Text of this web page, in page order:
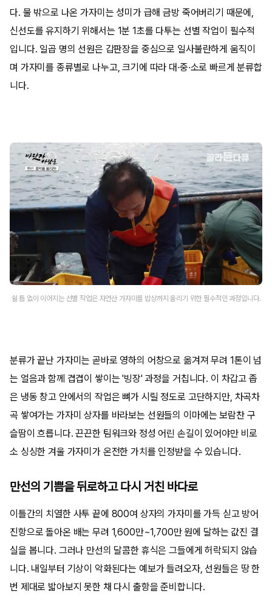
다. 물 밖으로 나온 가자미는 성미가 급해 금방 죽어버리기 때문에,
신선도를 유지하기 위해서는 1분 1초를 다투는 선별 작업이 필수적
입니다. 일곱 명의 선원은 갑판장을 중심으로 일사불란하게 움직이
며 가자미를 종류별로 나누고, 크기에 따라 대·중·소로 빠르게 분류합
니다.
쉴 틈 없이 이어지는 선별 작업은 자연산 가자미를 밥상까지 올리기 위한 필수적인 과정입니다.
분류가 끝난 가자미는 곧바로 영하의 어창으로 옮겨져 무려 1톤이 넘
는 얼음과 함께 겹겹이 쌓이는 '빙장' 과정을 거칩니다. 이 차갑고 좁
은 냉동 창고 안에서의 작업은 뼈가 시릴 정도로 고단하지만, 차곡차
곡 쌓여가는 가자미 상자를 바라보는 선원들의 이마에는 보람찬 구
슬땀이 흐릅니다. 끈끈한 팀워크와 정성 어린 손길이 있어야만 비로
소 싱싱한 겨울 가자미가 온전한 가치를 인정받을 수 있습니다.
만선의 기쁨을 뒤로하고 다시 거친 바다로
이틀간의 치열한 사투 끝에 800여 상자의 가자미를 가득 싣고 방어
진항으로 돌아온 배는 무려 1,600만~1,700만 원에 달하는 값진 결
실을 봅니다. 그러나 만선의 달콤한 휴식은 그들에게 허락되지 않습
니다. 내일부터 기상이 악화된다는 예보가 들려오자, 선원들은 땅 한
번 제대로 밟아보지 못한 채 다시 출항을 준비합니다.